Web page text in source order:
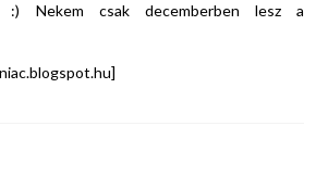
:) Nekem csak decemberben lesz a